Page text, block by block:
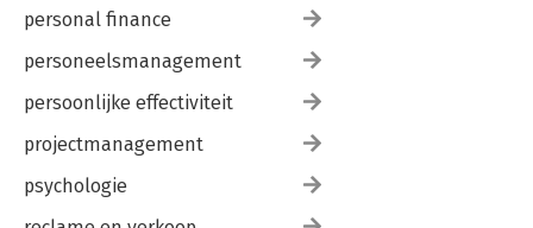
personal finance
personeelsmanagement
persoonlijke effectiviteit
projectmanagement
psychologie